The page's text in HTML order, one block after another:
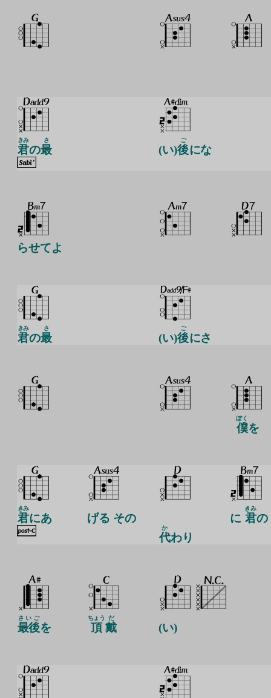
君
きみ
の最
さ
(い)後
ご
にな
らせてよ
君
きみ
の最
さ
(い)後
ご
にさ
僕
ぼく
を
君
きみ
にあ
げる その
代
か
わり
に 君
きみ
の
最後
さいご
を 頂
ちょう
戴
だ
(い)